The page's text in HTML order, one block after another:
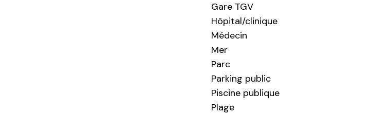
Gare TGV
Hôpital/clinique
Médecin
Mer
Parc
Parking public
Piscine publique
Plage